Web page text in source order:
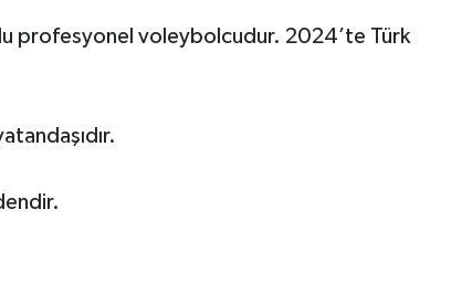
profesyonel voleybolcudur. 2024’te Türk